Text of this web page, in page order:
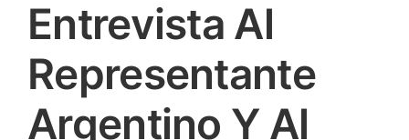
Entrevista Al
Representante
Argentino Y Al